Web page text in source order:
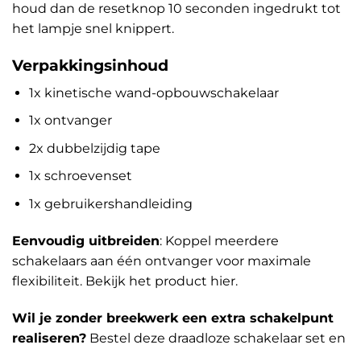
houd dan de resetknop 10 seconden ingedrukt tot
het lampje snel knippert.
Verpakkingsinhoud
1x kinetische wand-opbouwschakelaar
1x ontvanger
2x dubbelzijdig tape
1x schroevenset
1x gebruikershandleiding
Eenvoudig uitbreiden: Koppel meerdere
schakelaars aan één ontvanger voor maximale
flexibiliteit. Bekijk het product hier.
Wil je zonder breekwerk een extra schakelpunt
realiseren? Bestel deze draadloze schakelaar set en